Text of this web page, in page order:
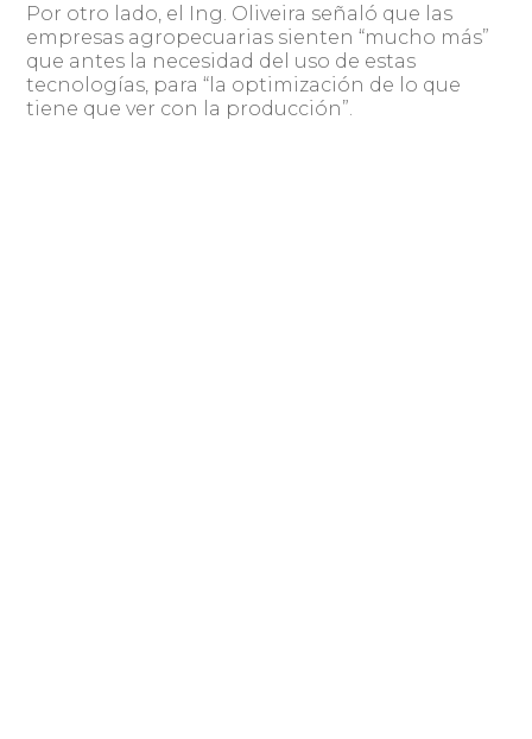
Por otro lado, el Ing. Oliveira señaló que las
empresas agropecuarias sienten “mucho más”
que antes la necesidad del uso de estas
tecnologías, para “la optimización de lo que
tiene que ver con la producción”.